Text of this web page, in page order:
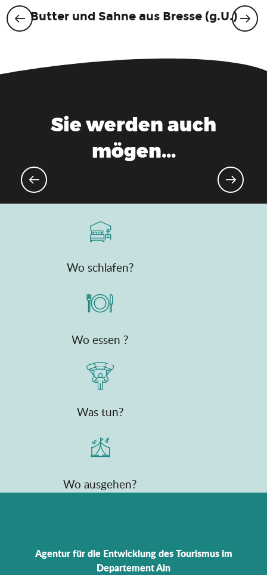
Butter und Sahne aus Bresse (g.U.)
Sie werden auch
mögen...
Wo schlafen?
Wo essen ?
Was tun?
Wo ausgehen?
Agentur für die Entwicklung des Tourismus im
Departement Ain